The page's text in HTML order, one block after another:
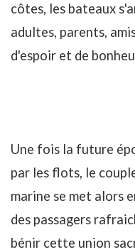
côtes, les bateaux
adultes, parents,
d'espoir et de
Une fois la future
par les flots, le
marine se met alors
des passagers
bénir cette union